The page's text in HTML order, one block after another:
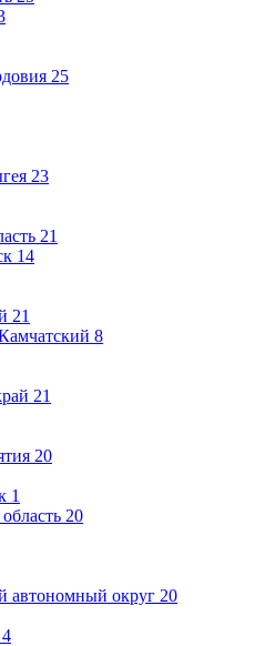
25
23
21
14
21
8
21
20
1
20
автономный округ 20
4